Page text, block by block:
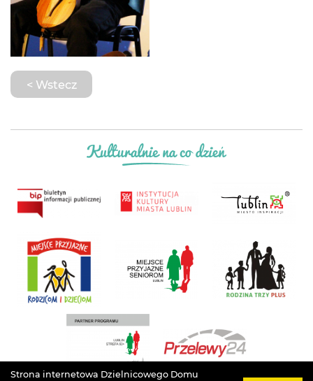
< Wstecz
Strona internetowa Dzielnicowego Domu